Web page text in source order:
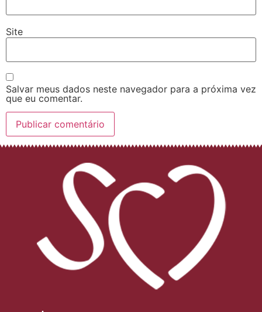
Site
Salvar meus dados neste navegador para a próxima vez
que eu comentar.